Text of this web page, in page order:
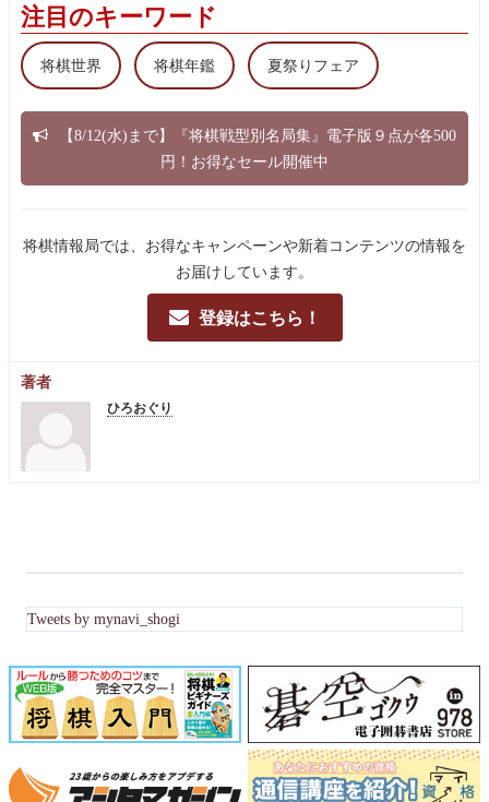
注目のキーワード
将棋世界 将棋年鑑 夏祭りフェア
【8/12(水)まで】『将棋戦型別名局集』電子版９点が各500
円！お得なセール開催中
将棋情報局では、お得なキャンペーンや新着コンテンツの情報を
お届けしています。
登録はこちら！
著者
ひろおぐり
Tweets by mynavi_shogi